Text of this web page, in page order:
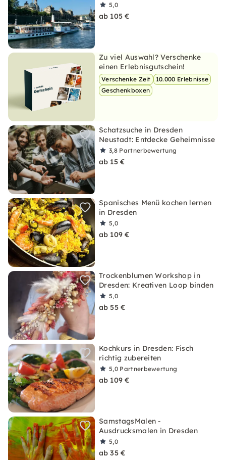
5,0
ab 105 €
Zu viel Auswahl? Verschenke
einen Erlebnisgutschein!
Verschenke Zeit
10.000 Erlebnisse
Geschenkboxen
Schatzsuche in Dresden
Neustadt: Entdecke Geheimnisse
3,8 Partnerbewertung
ab 15 €
Spanisches Menü kochen lernen
in Dresden
5,0
ab 109 €
Trockenblumen Workshop in
Dresden: Kreativen Loop binden
5,0
ab 55 €
Kochkurs in Dresden: Fisch
richtig zubereiten
5,0 Partnerbewertung
ab 109 €
SamstagsMalen -
Ausdrucksmalen in Dresden
5,0
ab 35 €